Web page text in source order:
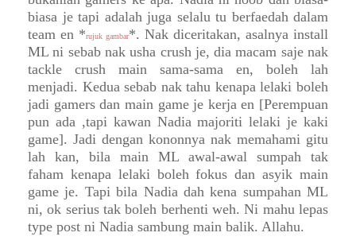
biasa je tapi adalah juga selalu tu berfaedah dalam
team en *rujuk gambar*. Nak diceritakan, asalnya install
ML ni sebab nak usha crush je, dia macam saje nak
tackle crush main sama-sama en, boleh lah
menjadi. Kedua sebab nak tahu kenapa lelaki boleh
jadi gamers dan main game je kerja en [Perempuan
pun ada ,tapi kawan Nadia majoriti lelaki je kaki
game]. Jadi dengan kononnya nak memahami gitu
lah kan, bila main ML awal-awal sumpah tak
faham kenapa lelaki boleh fokus dan asyik main
game je. Tapi bila Nadia dah kena sumpahan ML
ni, ok serius tak boleh berhenti weh. Ni mahu lepas
type post ni Nadia sambung main balik. Allahu.